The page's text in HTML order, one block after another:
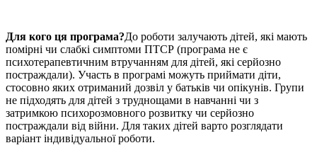
Для кого ця програма?До роботи залучають дітей, які мають
помірні чи слабкі симптоми ПТСР (програма не є
психотерапевтичним втручанням для дітей, які серйозно
постраждали). Участь в програмі можуть приймати діти,
стосовно яких отриманий дозвіл у батьків чи опікунів. Групи
не підходять для дітей з труднощами в навчанні чи з
затримкою психорозмовного розвитку чи серйозно
постраждали від війни. Для таких дітей варто розглядати
варіант індивідуальної роботи.